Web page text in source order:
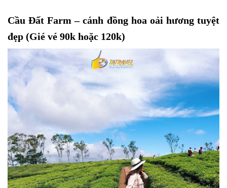
Cầu Đất Farm – cánh đồng hoa oải hương tuyệt
đẹp (Gié vé 90k hoặc 120k)